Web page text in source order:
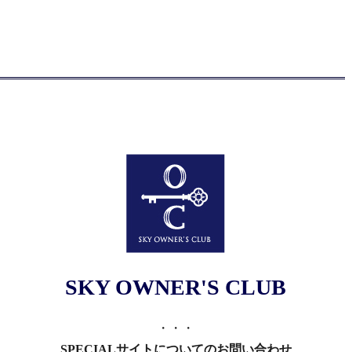
SKY OWNER'S CLUB
・・・
SPECIALサイトについてのお問い合わせ